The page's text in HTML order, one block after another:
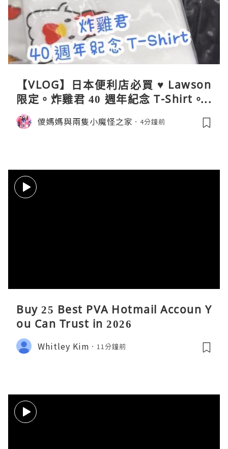
【VLOG】日本便利店必買 ♥ Lawson
限定。炸雞君 40 週年紀念 T-Shirt。C
oleman 聯乘晴雨兩用自動開合折疊
傘。與 Calbee / 湖池屋共同開發製作
儍媽媽與兩隻小魔怪之家 4分鐘前
Buy 25 Best PVA Hotmail Accoun Y
ou Can Trust in 2026
Whitley Kim 11分鐘前